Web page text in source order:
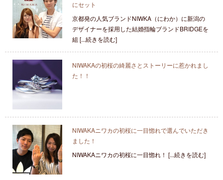
にセット
京都発の人気ブランドNIWKA（にわか）に新潟の
デザイナーを採用した結婚指輪ブランドBRIDGEを
組 [...続きを読む]
NIWAKAの初桜の綺麗さとストーリーに惹かれまし
た！！
NIWAKAニワカの初桜に一目惚れで選んでいただき
ました！
NIWAKAニワカの初桜に一目惚れ！ [...続きを読む]